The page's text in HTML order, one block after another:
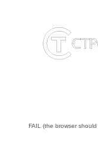
FAIL (the browser